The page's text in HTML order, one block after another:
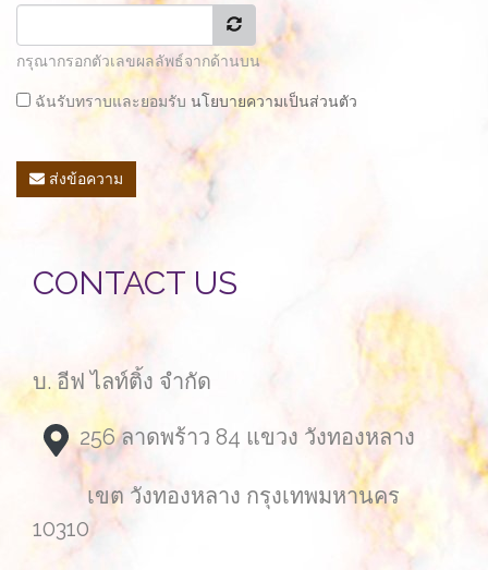
กรุณากรอกตัวเลขผลลัพธ์จากด้านบน
ฉันรับทราบและยอมรับ นโยบายความเป็นส่วนตัว
ส่งข้อความ
CONTACT US
บ. อีฟ ไลท์ติ้ง จำกัด
256 ลาดพร้าว 84 แขวง วังทองหลาง
เขต วังทองหลาง กรุงเทพมหานคร
10310